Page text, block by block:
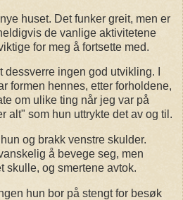
huset. Det funker greit, men er
de vanlige aktivitetene
for meg å fortsette med.
ingen god utvikling. I
formen hennes, etter forholdene,
om ulike ting når jeg var på
alt" som hun uttrykte det av og til.
og brakk venstre skulder.
å bevege seg, men
skulle, og smertene avtok.
hun bor på stengt for besøk